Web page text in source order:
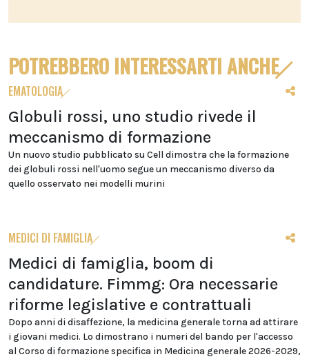
POTREBBERO INTERESSARTI ANCHE
EMATOLOGIA
Globuli rossi, uno studio rivede il
meccanismo di formazione
Un nuovo studio pubblicato su Cell dimostra che la formazione
dei globuli rossi nell'uomo segue un meccanismo diverso da
quello osservato nei modelli murini
MEDICI DI FAMIGLIA
Medici di famiglia, boom di
candidature. Fimmg: Ora necessarie
riforme legislative e contrattuali
Dopo anni di disaffezione, la medicina generale torna ad attirare
i giovani medici. Lo dimostrano i numeri del bando per l'accesso
al Corso di formazione specifica in Medicina generale 2026-2029,